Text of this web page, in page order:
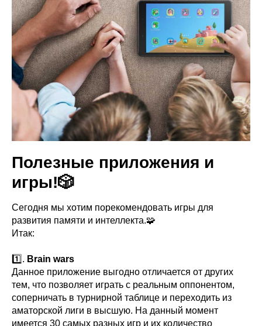
Полезные приложения и
игры!🎲
Cегодня мы хотим порекомендовать игры для
развития памяти и интеллекта.🧩
Итак:
1️⃣. Brain wars
Данное приложение выгодно отличается от других
тем, что позволяет играть с реальным оппонентом,
соперничать в турнирной таблице и переходить из
аматорской лиги в высшую. На данный момент
имеется 30 самых разных игр и их количество